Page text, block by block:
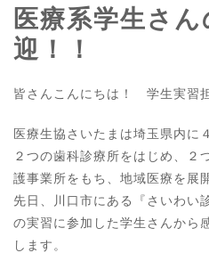
医療系学生さ
迎！！
皆さんこんにちは！ 学生実習
医療生協さいたまは埼玉県内に
２つの歯科診療所をはじめ、２
護事業所をもち、地域医療を展
先日、川口市にある『さいわい
の実習に参加した学生さんから
します。